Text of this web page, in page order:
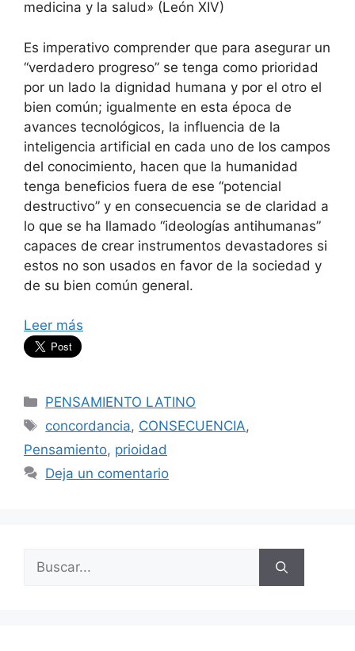
medicina y la salud» (León XIV)
Es imperativo comprender que para asegurar un
“verdadero progreso” se tenga como prioridad
por un lado la dignidad humana y por el otro el
bien común; igualmente en esta época de
avances tecnológicos, la influencia de la
inteligencia artificial en cada uno de los campos
del conocimiento, hacen que la humanidad
tenga beneficios fuera de ese “potencial
destructivo” y en consecuencia se de claridad a
lo que se ha llamado “ideologías antihumanas”
capaces de crear instrumentos devastadores si
estos no son usados en favor de la sociedad y
de su bien común general.
Leer más
Categorías
PENSAMIENTO LATINO
Etiquetas
concordancia, CONSECUENCIA,
Pensamiento, prioidad
Deja un comentario
Buscar: